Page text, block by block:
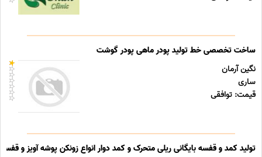
ساخت تخصصی خط تولید پودر ماهی پودر گوشت
نگین آرمان
ساری
قیمت: توافقی
تولید کمد و قفسه بایگانی ریلی متحرک و کمد دوار انواع زونکن پوشه آویز و قفسه